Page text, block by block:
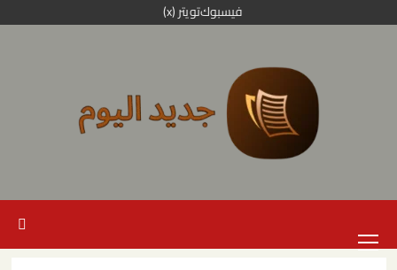
إلى
فيسبوكتويتر (x)
الرئيسية